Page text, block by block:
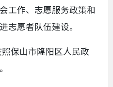
工作、志愿服务政策和
志愿者队伍建设。
保山市隆阳区人民政